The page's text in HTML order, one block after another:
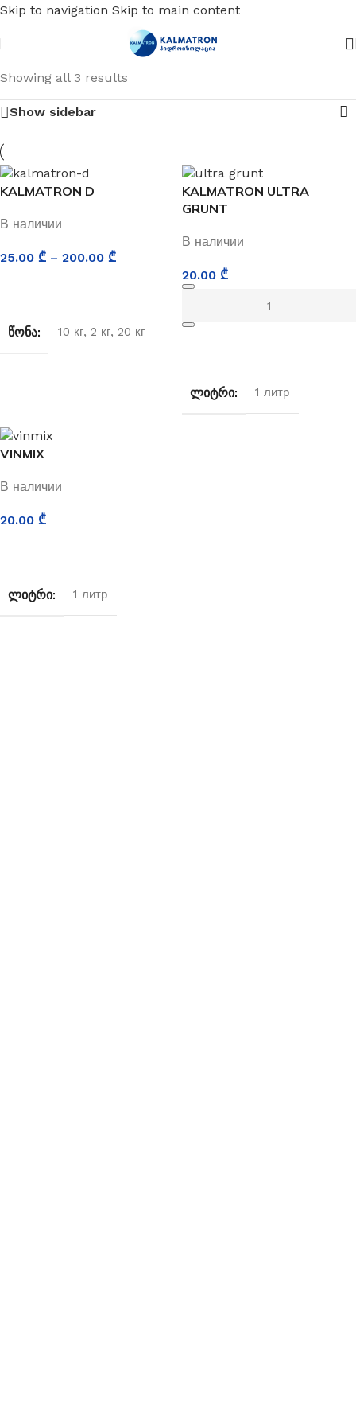
Skip to navigation Skip to main content
Showing all 3 results
Show sidebar
KALMATRON D
В наличии
25.00 ₾ – 200.00 ₾
ᲬᲝᲜᲐ 10 кг, 2 кг, 20 кг
KALMATRON ULTRA
GRUNT
В наличии
20.00 ₾
ᲚᲘᲢᲠᲘ 1 литр
VINMIX
В наличии
20.00 ₾
ᲚᲘᲢᲠᲘ 1 литр